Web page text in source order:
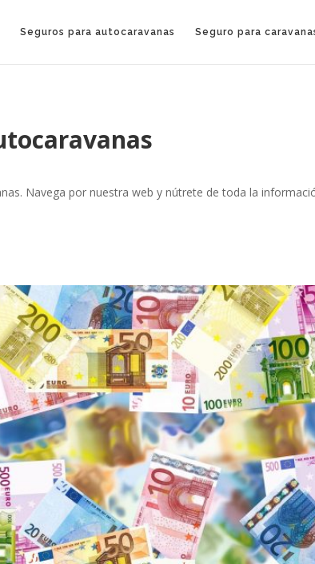
Seguros para autocaravanas Seguro para
Navega por nuestra web y nútrete de toda la